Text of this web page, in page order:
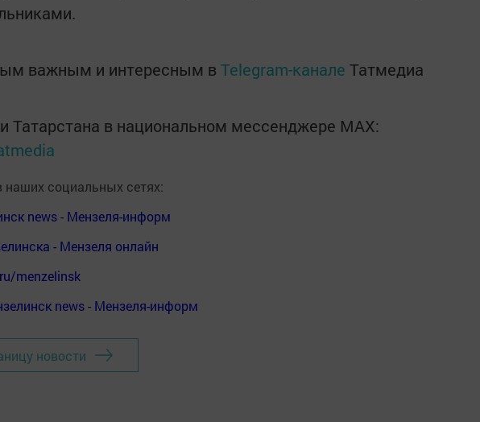
важным и интересным в Telegram-канале Татмедиа
Татарстана в национальном мессенджере MАХ:
наших социальных сетях:
news - Мензеля-информ
- Мензеля онлайн
menzelinsk
news - Мензеля-информ
новости